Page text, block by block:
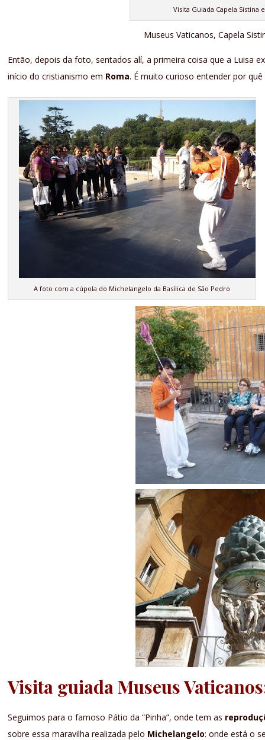
Visita Guiada Capela Sistina
Museus Vaticanos, Capela
Então, depois da foto, sentados alí, a primeira coisa que a Luisa
início do cristianismo em Roma. É muito curioso entender por
A foto com a cúpola do Michelangelo da Basílica de São Pedro
Visita guiada Museus
Seguimos para o famoso Pátio da “Pinha”, onde tem as
sobre essa maravilha realizada pelo Michelangelo: onde está o